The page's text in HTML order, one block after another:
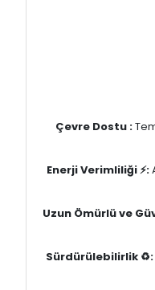
Çevre Dostu :
Enerji Verimliliği ⚡:
Uzun Ömürlü ve
Sürdürülebilirlik ♻️: